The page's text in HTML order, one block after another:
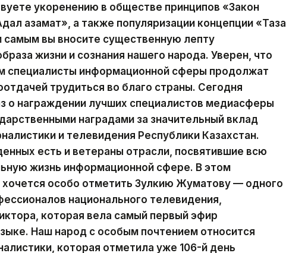
укоренению в обществе принципов «Закон
азамат», а также популяризации концепции «Таза
самым вы вносите существенную лепту
жизни и сознания нашего народа. Уверен, что
специалисты информационной сферы продолжат
трудиться во благо страны. Сегодня
о награждении лучших специалистов медиасферы
наградами за значительный вклад
и телевидения Республики Казахстан.
есть и ветераны отрасли, посвятившие всю
жизнь информационной сфере. В этом
хочется особо отметить Зулкию Жуматову — одного
национального телевидения,
которая вела самый первый эфир
Наш народ с особым почтением относится
которая отметила уже 106-й день